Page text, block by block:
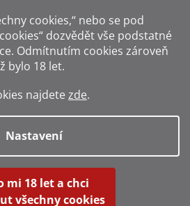
cookies,“ nebo se pod
dozvědět vše podstatné
Odmítnutím cookies zároveň
bylo 18 let.
najdete zde.
Nastavení
mi 18 let a chci
všechny cookies
osobám mladším 18 let.
Vytvořil Shoptet